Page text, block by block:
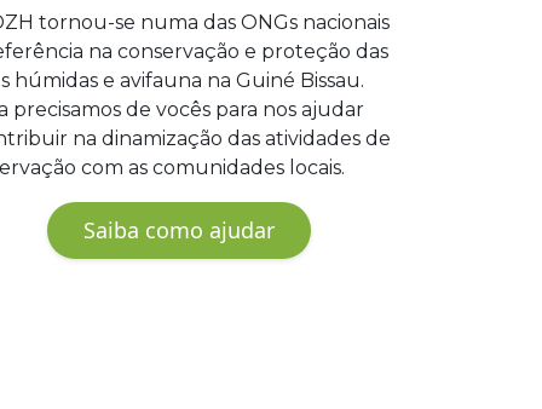
tornou-se numa das ONGs nacionais
na conservação e proteção das
húmidas e avifauna na Guiné Bissau.
precisamos de vocês para nos ajudar
na dinamização das atividades de
com as comunidades locais.
Saiba como ajudar